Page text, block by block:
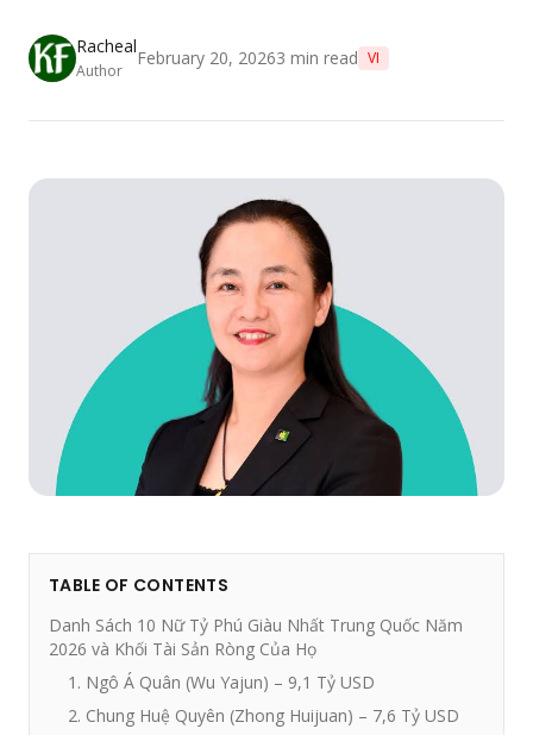
Racheal
Author
February 20, 20263 min read VI
TABLE OF CONTENTS
Danh Sách 10 Nữ Tỷ Phú Giàu Nhất Trung Quốc Năm
2026 và Khối Tài Sản Ròng Của Họ
1. Ngô Á Quân (Wu Yajun) – 9,1 Tỷ USD
2. Chung Huệ Quyên (Zhong Huijuan) – 7,6 Tỷ USD